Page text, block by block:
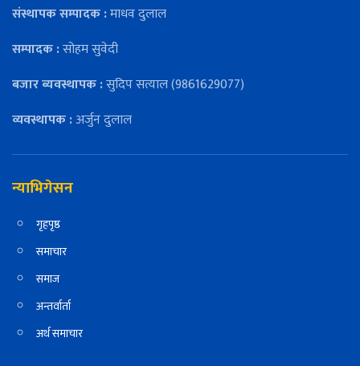
संस्थापक सम्पादक :माधव दुलाल
सम्पादक :सोहम सुवेदी
बजार ब्यवस्थापक :सुदिप सत्याल (9861629077)
व्यवस्थापक :अर्जुन दुलाल
न्याभिगेसन
गृहपृष्ठ
समाचार
समाज
अन्तर्वार्ता
अर्थ समाचार